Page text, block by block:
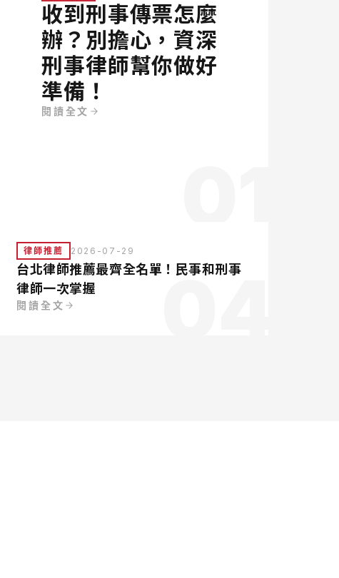
收到刑事傳票怎麼
辦？別擔心，資深
刑事律師幫你做好
準備！
閱讀全文
律師推薦 2026-07-29
台北律師推薦最齊全名單！民事和刑事
律師一次掌握
閱讀全文